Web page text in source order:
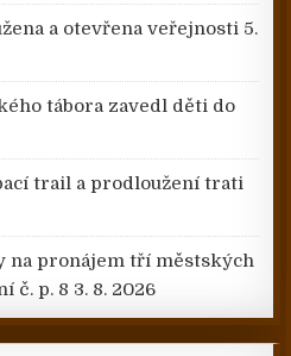
a otevřena veřejnosti 5.
tábora zavedl děti do
trail a prodloužení trati
na pronájem tří městských
č. p. 8 3. 8. 2026